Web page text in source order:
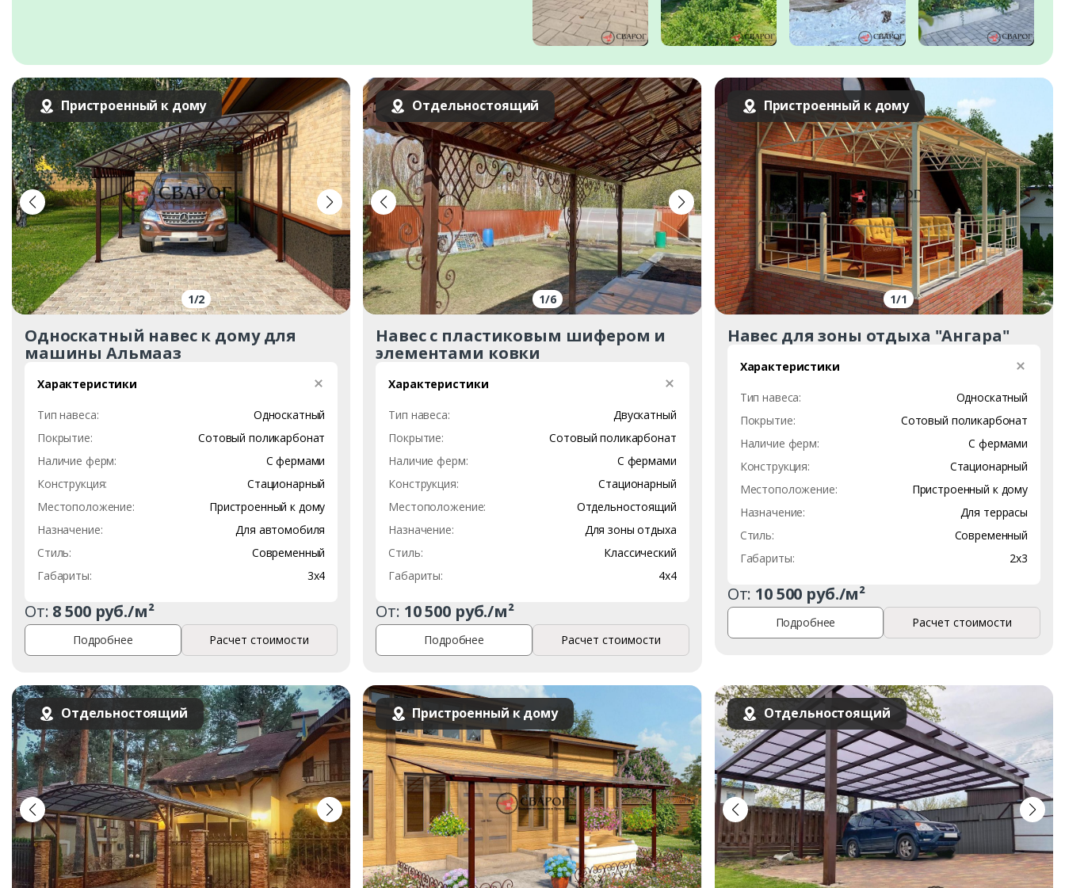
Пристроенный к дому
1/2
Односкатный навес к дому для
машины Альмааз
Характеристики
Тип навеса:
Односкатный
Покрытие:
Сотовый поликарбонат
Наличие ферм:
С фермами
Конструкция:
Стационарный
Местоположение:
Пристроенный к дому
Назначение:
Для автомобиля
Стиль:
Современный
Габариты:
3х4
От: 8 500 руб./м²
Подробнее Расчет стоимости
Отдельностоящий
1/6
Навес с пластиковым шифером и
элементами ковки
Характеристики
Тип навеса:
Двускатный
Покрытие:
Сотовый поликарбонат
Наличие ферм:
С фермами
Конструкция:
Стационарный
Местоположение:
Отдельностоящий
Назначение:
Для зоны отдыха
Стиль:
Классический
Габариты:
4х4
От: 10 500 руб./м²
Подробнее Расчет стоимости
Пристроенный к дому
1/1
Навес для зоны отдыха "Ангара"
Характеристики
Тип навеса:
Односкатный
Покрытие:
Сотовый поликарбонат
Наличие ферм:
С фермами
Конструкция:
Стационарный
Местоположение:
Пристроенный к дому
Назначение:
Для террасы
Стиль:
Современный
Габариты:
2х3
От: 10 500 руб./м²
Подробнее Расчет стоимости
Отдельностоящий Пристроенный к дому Отдельностоящий